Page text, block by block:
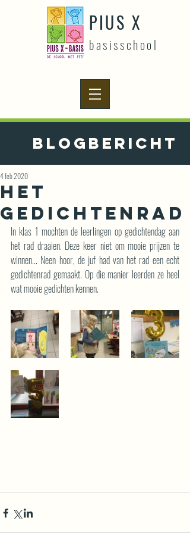
PIUS X
basisschool
Blogbericht
Het
gedichtenrad
4 feb 2020
In klas 1 mochten de leerlingen op gedichtendag aan
het rad draaien. Deze keer niet om mooie prijzen te
winnen... Neen hoor, de juf had van het rad een echt
gedichtenrad gemaakt. Op die manier leerden ze heel
wat mooie gedichten kennen.